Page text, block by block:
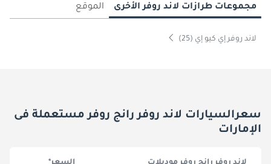
مجموعات طرازات لاند روفر الأخرى الموقع
لاند روفر إي كيو إي (25)
سعرالسيارات لاند روفر رانج روفر مستعملة فى
الإمارات